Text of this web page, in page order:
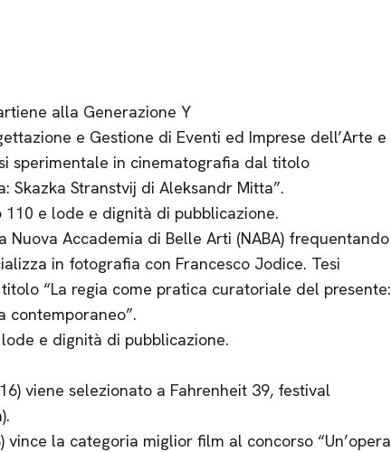
alla Generazione Y
e Gestione di Eventi ed Imprese dell’Arte e
sperimentale in cinematografia dal titolo
Skazka Stranstvij di Aleksandr Mitta”.
110 e lode e dignità di pubblicazione.
Nuova Accademia di Belle Arti (NABA) frequentando
in fotografia con Francesco Jodice. Tesi
“La regia come pratica curatoriale del presente:
contemporaneo”.
e dignità di pubblicazione.
viene selezionato a Fahrenheit 39, festival
la categoria miglior film al concorso “Un’opera